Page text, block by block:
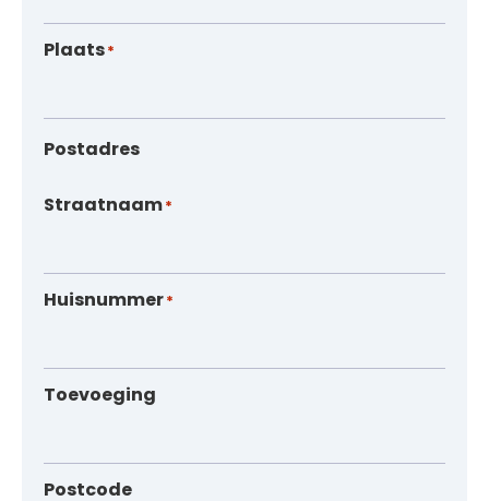
Plaats*
Postadres
Straatnaam*
Huisnummer*
Toevoeging
Postcode